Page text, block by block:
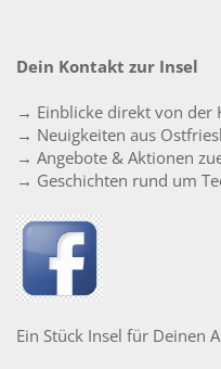
Dein Kontakt zur Insel
→ Einblicke direkt von der
→ Neuigkeiten aus
→ Angebote & Aktionen
→ Geschichten rund um
Ein Stück Insel für Deinen